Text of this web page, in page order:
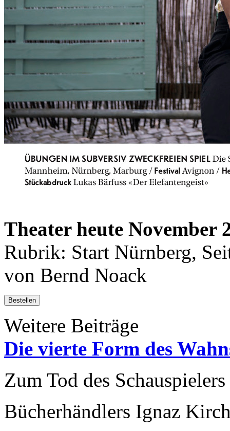
Theater heute November
Rubrik: Start Nürnberg,
von Bernd Noack
Bestellen
Weitere Beiträge
Die vierte Form des
Zum Tod des
Bücherhändlers Ignaz